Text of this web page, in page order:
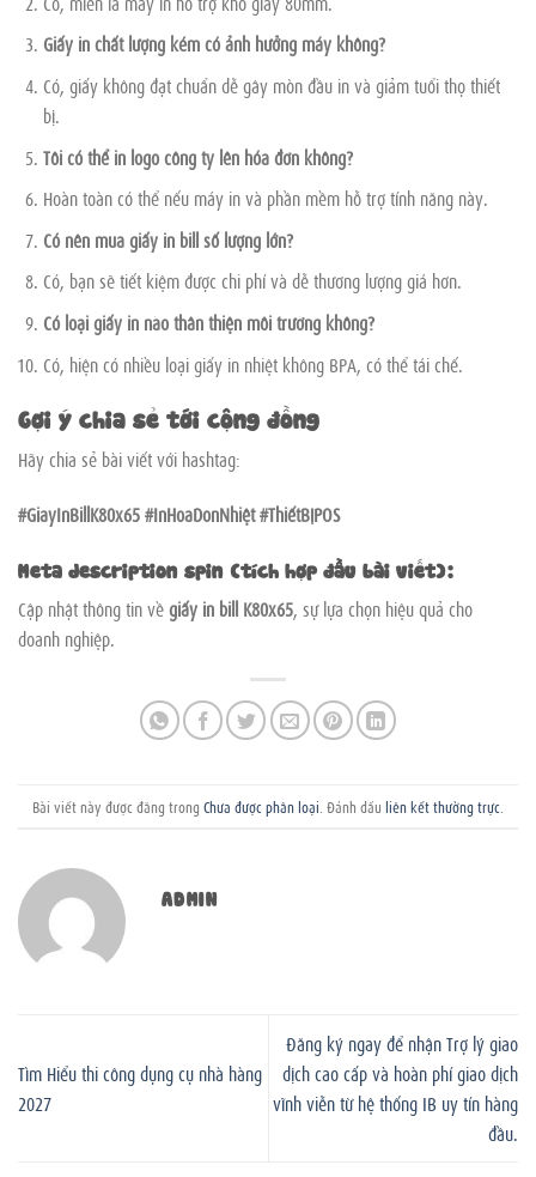
Giấy in chất lượng kém có ảnh hưởng máy không?
Có, giấy không đạt chuẩn dễ gây mòn đầu in và giảm tuổi thọ thiết
bị.
Tôi có thể in logo công ty lên hóa đơn không?
Hoàn toàn có thể nếu máy in và phần mềm hỗ trợ tính năng này.
Có nên mua giấy in bill số lượng lớn?
Có, bạn sẽ tiết kiệm được chi phí và dễ thương lượng giá hơn.
Có loại giấy in nào thân thiện môi trường không?
Có, hiện có nhiều loại giấy in nhiệt không BPA, có thể tái chế.
Gợi ý chia sẻ tới cộng đồng
Hãy chia sẻ bài viết với hashtag:
#GiayInBillK80x65 #InHoaDonNhiệt #ThiếtBịPOS
Meta description spin (tích hợp đầu bài viết):
Cập nhật thông tin vềgiấy in bill K80x65, sự lựa chọn hiệu quả cho
doanh nghiệp.
Bài viết này được đăng trong Chưa được phân loại . Đánh dấu liên kết thường trực
ADMIN
Tìm Hiểu thi công dụng cụ nhà hàng
2027
Đăng ký ngay để nhận Trợ lý giao
dịch cao cấp và hoàn phí giao dịch
vĩnh viễn từ hệ thống IB uy tín hàng
đầu.